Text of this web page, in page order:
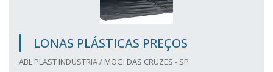
LONAS PLÁSTICAS PREÇOS
ABL PLAST INDUSTRIA / MOGI DAS CRUZES - SP